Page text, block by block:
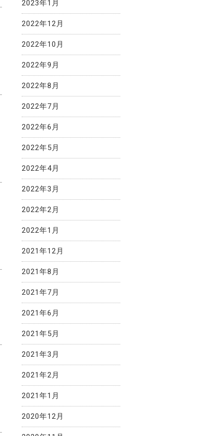
2023年1月
2022年12月
2022年10月
2022年9月
2022年8月
2022年7月
2022年6月
2022年5月
2022年4月
2022年3月
2022年2月
2022年1月
2021年12月
2021年8月
2021年7月
2021年6月
2021年5月
2021年3月
2021年2月
2021年1月
2020年12月